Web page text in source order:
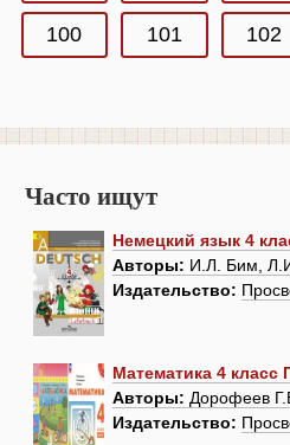
100 101 102
Часто ищут
Немецкий язык 4
Авторы: И.Л. Бим,
Издательство:
Математика 4 класс
Авторы: Дорофеев
Издательство: